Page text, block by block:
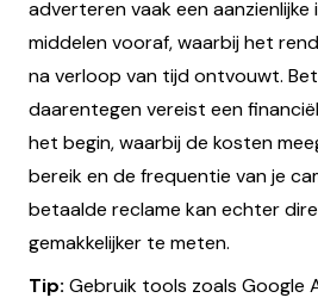
adverteren vaak een
middelen vooraf, waarbij het
na verloop van tijd ontvouwt.
daarentegen vereist een
het begin, waarbij de kosten
bereik en de frequentie van je
betaalde reclame kan echter
gemakkelijker te meten.
Tip: Gebruik tools zoals Google